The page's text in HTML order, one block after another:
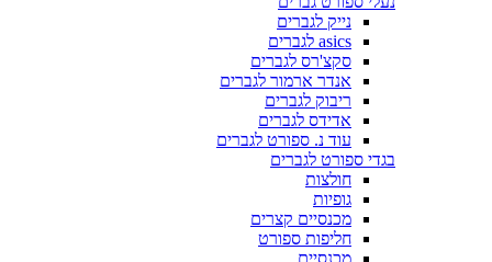
נייק לגברים
asics לגברים
סקצ'רס לגברים
אנדר ארמור לגברים
ריבוק לגברים
אדידס לגברים
עוד נ. ספורט לגברים
בגדי ספורט לגברים
חולצות
גופיות
מכנסיים קצרים
חליפות ספורט
מכנסיים